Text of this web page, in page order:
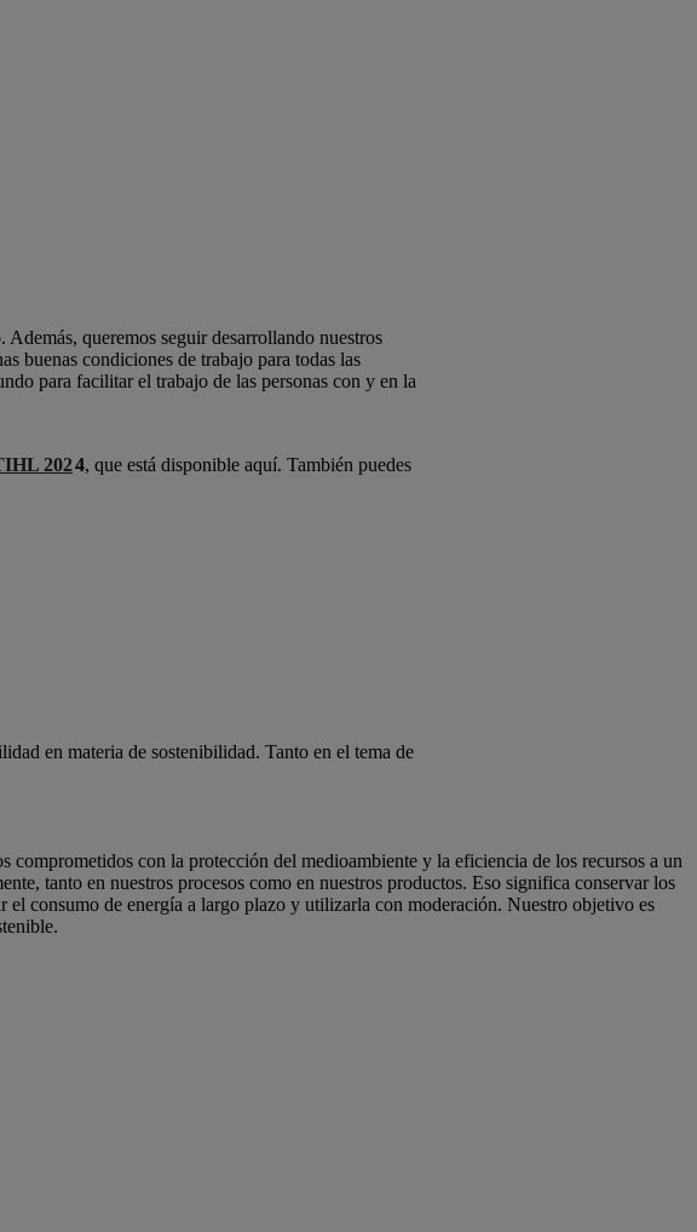
queremos seguir desarrollando nuestros
buenas condiciones de trabajo para todas las
para facilitar el trabajo de las personas con y en la
2024, que está disponible aquí. También puedes
en materia de sostenibilidad. Tanto en el tema de
comprometidos con la protección del medioambiente y la eficiencia de los recursos a un
tanto en nuestros procesos como en nuestros productos. Eso significa conservar los
el consumo de energía a largo plazo y utilizarla con moderación. Nuestro objetivo es